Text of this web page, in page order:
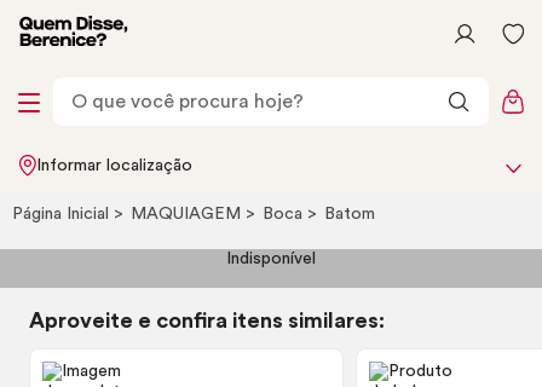
Informar localização
Página Inicial MAQUIAGEM Boca Batom
Indisponível
Aproveite e confira itens similares: